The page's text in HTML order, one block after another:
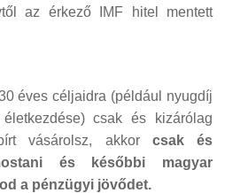
az érkező IMF hitel mentett
éves céljaidra (például nyugdíj
csak és kizárólag
vásárolsz, akkor csak és
és későbbi magyar
a pénzügyi jövődet.